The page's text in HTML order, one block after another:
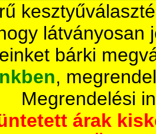
látványosan
bárki
,
Megrendelési
árak